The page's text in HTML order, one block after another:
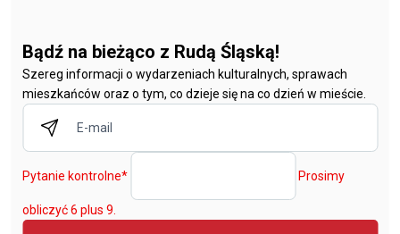
Bądź na bieżąco z Rudą Śląską!
Szereg informacji o wydarzeniach kulturalnych, sprawach
mieszkańców oraz o tym, co dzieje się na co dzień w mieście.
Pytanie kontrolne* Prosimy
obliczyć 6 plus 9.